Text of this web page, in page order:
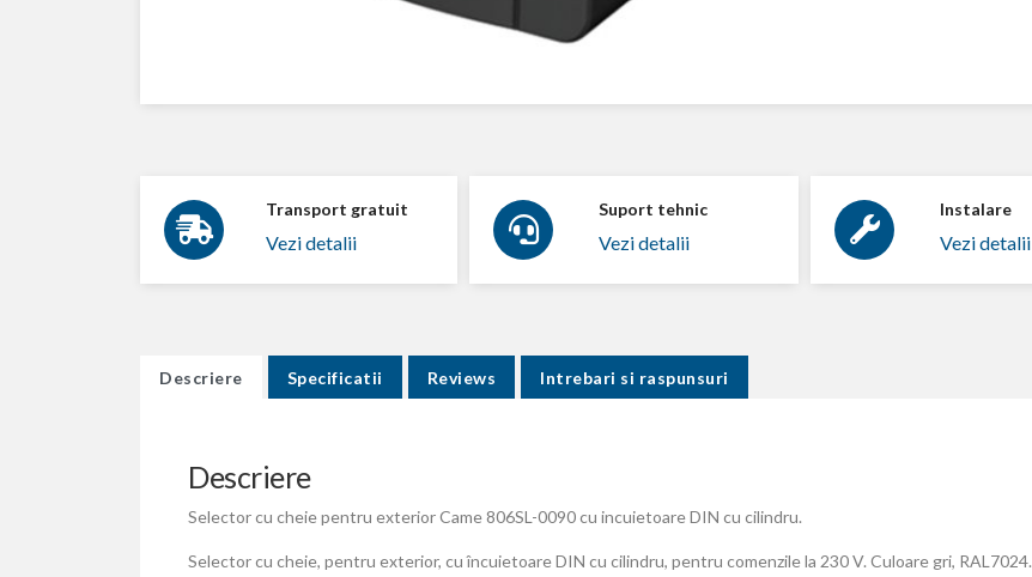
Transport gratuit
Vezi detalii
Suport tehnic
Vezi detalii
Instalare
Vezi detalii
Descriere Specificatii Reviews Intrebari si raspunsuri
Descriere
Selector cu cheie pentru exterior Came 806SL-0090 cu incuietoare DIN cu cilindru.
Selector cu cheie, pentru exterior, cu încuietoare DIN cu cilindru, pentru comenzile la 230 V. Culoare gri, RAL7024.